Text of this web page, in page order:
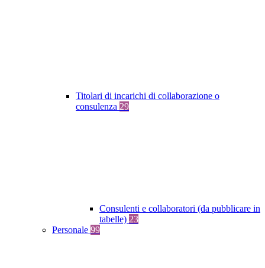
Titolari di incarichi di collaborazione o
consulenza 29
Consulenti e collaboratori (da pubblicare in
tabelle) 23
Personale 99